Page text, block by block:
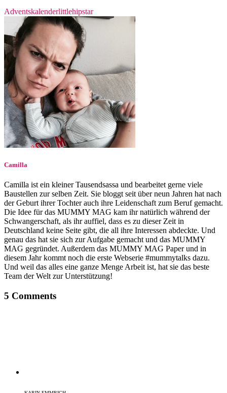
Adventskalenderlittlehipstar
Camilla
Camilla ist ein kleiner Tausendsassa und bearbeitet gerne viele
Baustellen zur selben Zeit. Sie bloggt seit über neun Jahren hat nach
der Geburt ihrer Tochter auch ihre Leidenschaft zum Beruf gemacht.
Die Idee für das MUMMY MAG kam ihr natürlich während der
Schwangerschaft, als ihr auffiel, dass es zu dieser Zeit in
Deutschland keine Seite gibt, die all ihre Interessen abdeckte. Und
genau das hat sie sich zur Aufgabe gemacht und das MUMMY
MAG gegründet. Außerdem das MUMMY MAG Paper und in
diesem Jahr kommt noch die erste Webserie #mummytalks dazu.
Und weil das alles eine ganze Menge Arbeit ist, hat sie das beste
Team der Welt zur Unterstützung!
5 Comments